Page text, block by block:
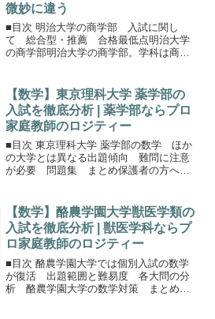
微妙に違う
■目次 明治大学の商学部 入試に関し
て 総合型・推薦 合格最低点明治大学
の商学部明治大学の商学部。学科は商学
や政治経済学部が明治大学にはありま
す。明治大学分析 → ...
【数学】東京理科大学 薬学部の
入試を徹底分析 | 薬学部ならプロ
家庭教師のロジティー
■目次 東京理科大学 薬学部の数学 ほか
の大学とは異なる出題傾向 難問に注意
が必要 問題集 まとめ保護者の方へ薬
C方式の2種類。どちらも独自の数学の試
験があり、B方...
【数学】酪農学園大学獣医学類の
入試を徹底分析 | 獣医学科ならプ
ロ家庭教師のロジティー
■目次 酪農学園大学では個別入試の数学
が復活 出題範囲と難易度 各大問の分
析 酪農学園大学の数学対策 まとめ保